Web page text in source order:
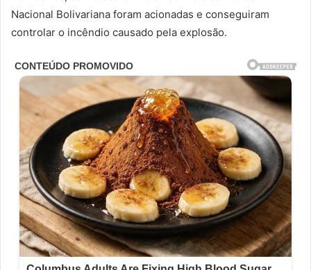
Nacional Bolivariana foram acionadas e conseguiram
controlar o incêndio causado pela explosão.